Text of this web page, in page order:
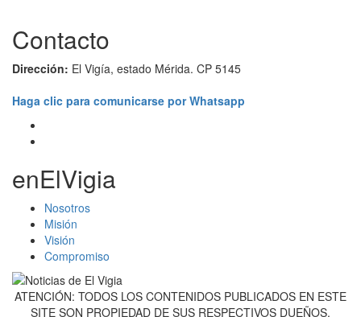
Contacto
Dirección: El Vigía, estado Mérida. CP 5145
Haga clic para comunicarse por Whatsapp
enElVigia
Nosotros
Misión
Visión
Compromiso
ATENCIÓN: TODOS LOS CONTENIDOS PUBLICADOS EN ESTE
SITE SON PROPIEDAD DE SUS RESPECTIVOS DUEÑOS,